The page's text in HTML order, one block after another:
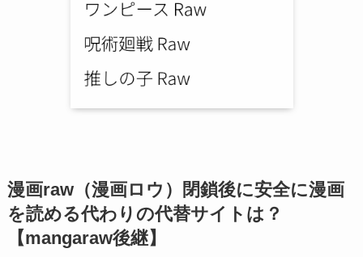
漫画raw（漫画ロウ）閉鎖後に安全に漫画
を読める代わりの代替サイトは？
【mangaraw後継】